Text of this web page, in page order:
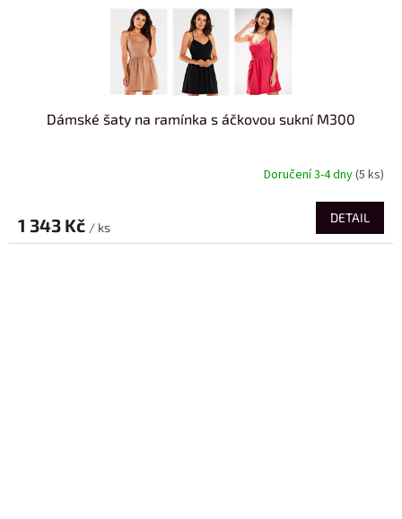
Dámské šaty na ramínka s áčkovou sukní M300
Doručení 3-4 dny(5 ks)
1 343 Kč / ks
DETAIL